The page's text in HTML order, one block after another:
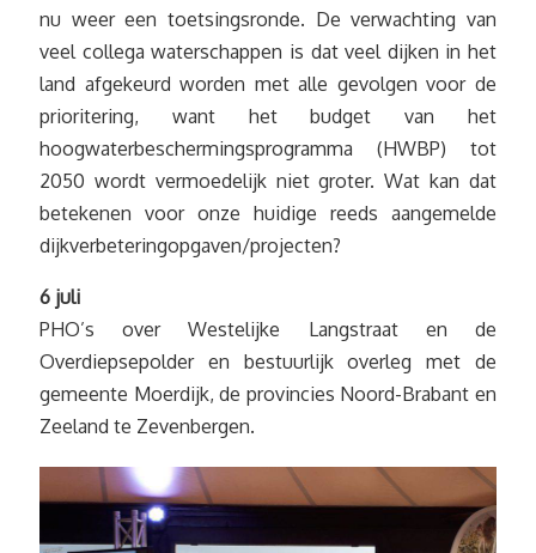
nu weer een toetsingsronde. De verwachting van
veel collega waterschappen is dat veel dijken in het
land afgekeurd worden met alle gevolgen voor de
prioritering, want het budget van het
hoogwaterbeschermingsprogramma (HWBP) tot
2050 wordt vermoedelijk niet groter. Wat kan dat
betekenen voor onze huidige reeds aangemelde
dijkverbeteringopgaven/projecten?
6 juli
PHO’s over Westelijke Langstraat en de
Overdiepsepolder en bestuurlijk overleg met de
gemeente Moerdijk, de provincies Noord-Brabant en
Zeeland te Zevenbergen.